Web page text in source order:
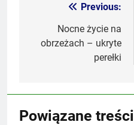
Nawigacja
wpisu
Previous:
Nocne życie na
obrzeżach – ukryte
perełki
Powiązane treści